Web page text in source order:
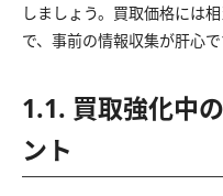
しましょう。買取価格には
で、事前の情報収集が肝心で
1.1. 買取強化中
ント